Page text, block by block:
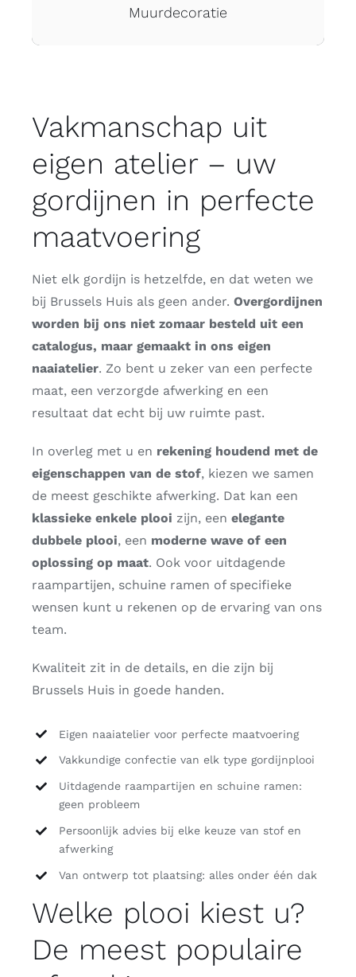
Muurdecoratie
Vakmanschap uit
eigen atelier – uw
gordijnen in perfecte
maatvoering
Niet elk gordijn is hetzelfde, en dat weten we
bij Brussels Huis als geen ander. Overgordijnen
worden bij ons niet zomaar besteld uit een
catalogus, maar gemaakt in ons eigen
naaiatelier. Zo bent u zeker van een perfecte
maat, een verzorgde afwerking en een
resultaat dat echt bij uw ruimte past.
In overleg met u en rekening houdend met de
eigenschappen van de stof, kiezen we samen
de meest geschikte afwerking. Dat kan een
klassieke enkele plooi zijn, een elegante
dubbele plooi, een moderne wave of een
oplossing op maat. Ook voor uitdagende
raampartijen, schuine ramen of specifieke
wensen kunt u rekenen op de ervaring van ons
team.
Kwaliteit zit in de details, en die zijn bij
Brussels Huis in goede handen.
Eigen naaiatelier voor perfecte maatvoering
Vakkundige confectie van elk type gordijnplooi
Uitdagende raampartijen en schuine ramen:
geen probleem
Persoonlijk advies bij elke keuze van stof en
afwerking
Van ontwerp tot plaatsing: alles onder één dak
Welke plooi kiest u?
De meest populaire